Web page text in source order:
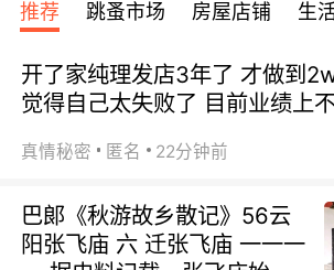
宾馆 108欧/天起
全程756欧/位
欧/天起 ~包拼房
推荐 跳蚤市场 房屋店铺 生
开了家纯理发店3年了 才做到
觉得自己太失败了 目前业绩上
真情秘密 匿名 22分钟前
巴郞《秋游故乡散记》56云
阳张飞庙 六 迁张飞庙 一一一